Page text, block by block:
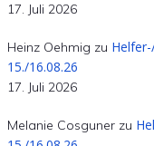
17. Juli 2026
Heinz Oehmig zu
15./16.08.26
17. Juli 2026
Melanie Cosguner zu